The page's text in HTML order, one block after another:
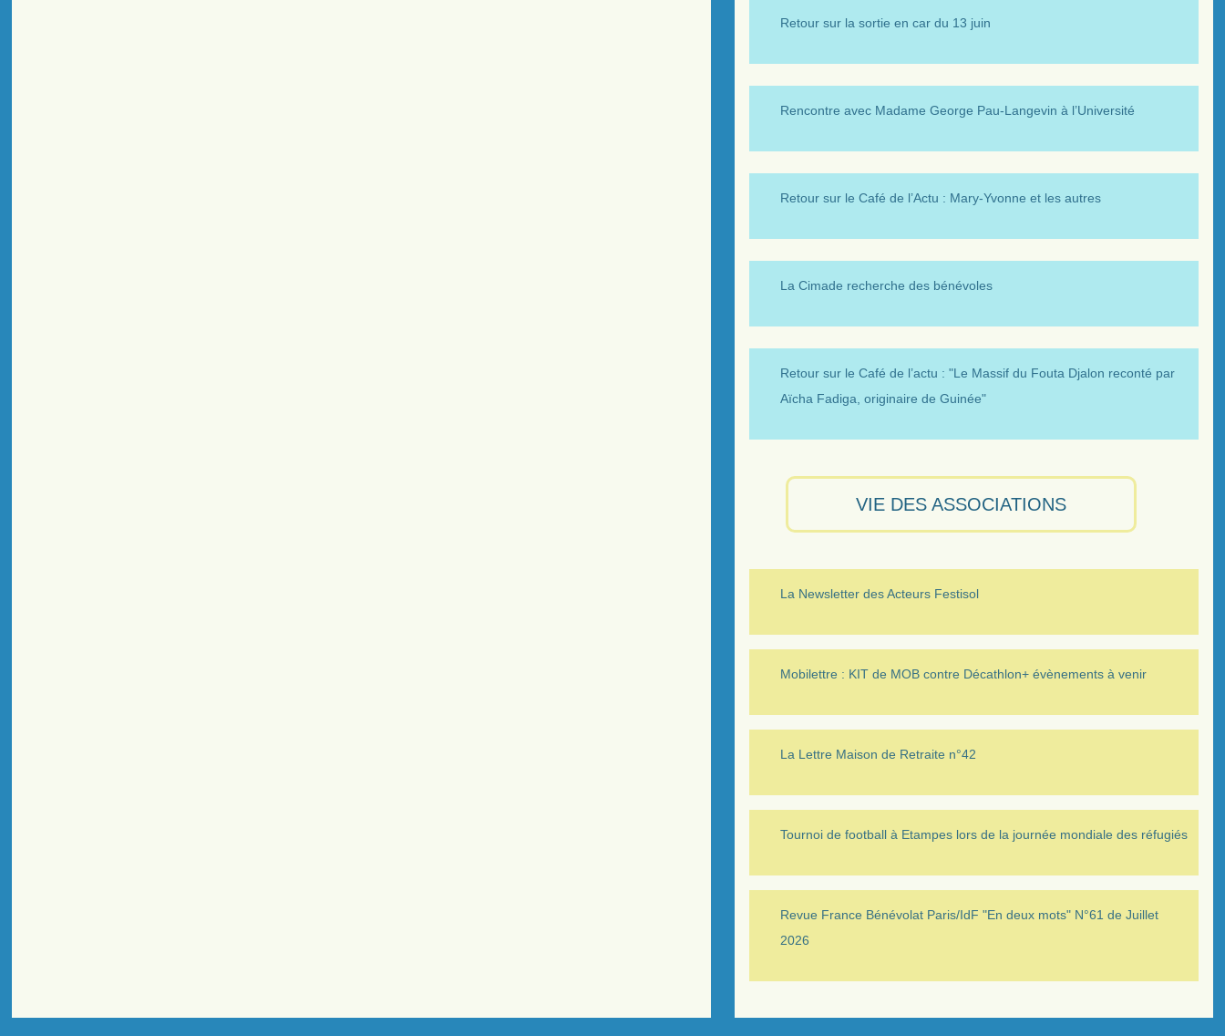
Retour sur la sortie en car du 13 juin
Rencontre avec Madame George Pau-Langevin à l’Université
Retour sur le Café de l’Actu : Mary-Yvonne et les autres
La Cimade recherche des bénévoles
Retour sur le Café de l’actu : "Le Massif du Fouta Djalon reconté par
Aïcha Fadiga, originaire de Guinée"
VIE DES ASSOCIATIONS
La Newsletter des Acteurs Festisol
Mobilettre : KIT de MOB contre Décathlon+ évènements à venir
La Lettre Maison de Retraite n°42
Tournoi de football à Etampes lors de la journée mondiale des réfugiés
Revue France Bénévolat Paris/IdF "En deux mots" N°61 de Juillet
2026